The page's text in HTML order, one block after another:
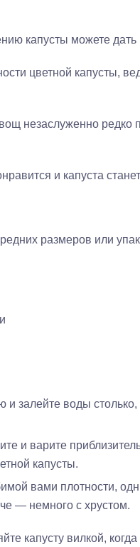
капусты можете
цветной капусты,
незаслуженно редко
и капуста
размеров или
и залейте воды
и варите
капусты.
вами плотности,
— немного с хрустом.
капусту вилкой,